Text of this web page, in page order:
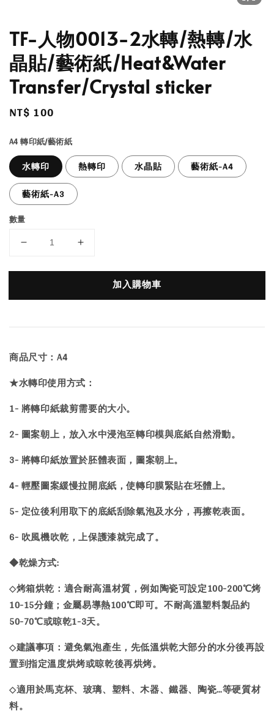
TF-人物0013-2水轉/熱轉/水
晶貼/藝術紙/Heat&Water
Transfer/Crystal sticker
Regular
NT$ 100
A4 轉印紙/藝術紙
水轉印 熱轉印 水晶貼
藝術紙-A4
藝術紙-A3
數量
加入購物車
商品尺寸：A4
★水轉印使用方式：
1- 將轉印紙裁剪需要的大小。
2- 圖案朝上，放入水中浸泡至轉印模與底紙自然滑動。
3- 將轉印紙放置於胚體表面，圖案朝上。
4- 輕壓圖案緩慢拉開底紙，使轉印膜緊貼在坯體上。
5- 定位後利用取下的底紙刮除氣泡及水分，再擦乾表面。
6- 吹風機吹乾，上保護漆就完成了。
◆乾燥方式:
◇烤箱烘乾：適合耐高溫材質，例如陶瓷可設定100-200℃烤
10-15分鐘；金屬易導熱100℃即可。不耐高溫塑料製品約
50-70℃或晾乾1-3天。
◇建議事項：避免氣泡產生，先低溫烘乾大部分的水分後再設
置到指定溫度烘烤或晾乾後再烘烤。
◇適用於馬克杯、玻璃、塑料、木器、鐵器、陶瓷…等硬質材
料。